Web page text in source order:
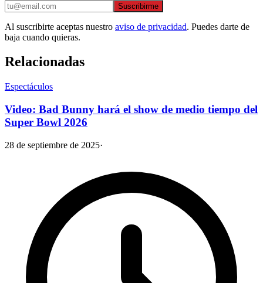
Suscribirme
Al suscribirte aceptas nuestro aviso de privacidad. Puedes darte de
baja cuando quieras.
Relacionadas
Espectáculos
Video: Bad Bunny hará el show de medio tiempo del
Super Bowl 2026
28 de septiembre de 2025·